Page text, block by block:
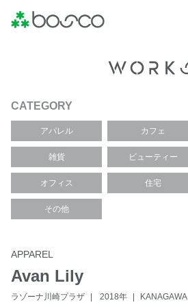
CATEGORY
アパレル カフェ
雑貨 ビューティー
オフィス 住宅
その他
APPAREL
Avan Lily
ラゾーナ川崎プラザ 2018年 KANAGAWA